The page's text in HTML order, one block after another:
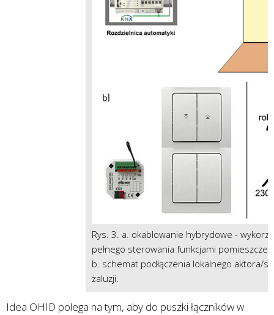
Rys. 3. a. okablowanie hybrydowe -
pełnego sterowania funkcjami
b. schemat podłączenia lokalnego aktora/
żaluzji.
Idea OHID polega na tym, aby do puszki łączników w